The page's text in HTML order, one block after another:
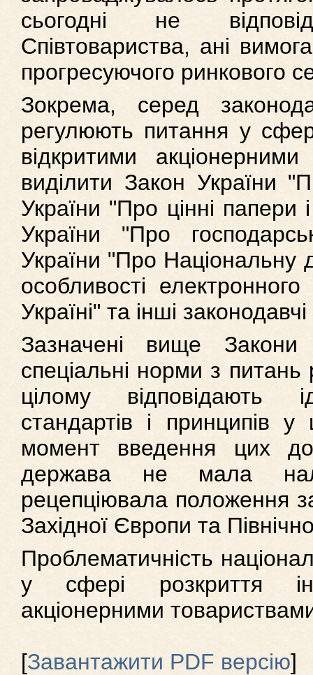
сьогодні не
Співтовариства, ані
прогресуючого ринкового
Зокрема, серед
регулюють питання у
відкритими
виділити Закон України
України "Про цінні папери
України "Про
України "Про Національну
особливості
Україні" та інші
Зазначені вище
спеціальні норми з питань
цілому відповідають
стандартів і принципів
момент введення цих
держава не мала
рецепціювала положення
Західної Європи та
Проблематичність
у сфері розкриття
акціонерними
[Завантажити PDF версію]